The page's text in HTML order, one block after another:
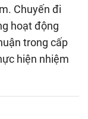
Chuyến đi
hoạt động
trong cấp
hiện nhiệm